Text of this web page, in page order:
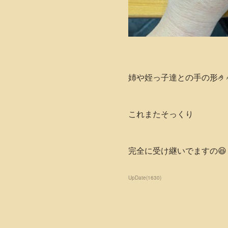
姉や姪っ子達との手の形
これまたそっくり
完全に受け継いでますの😆
UpDate(1630)